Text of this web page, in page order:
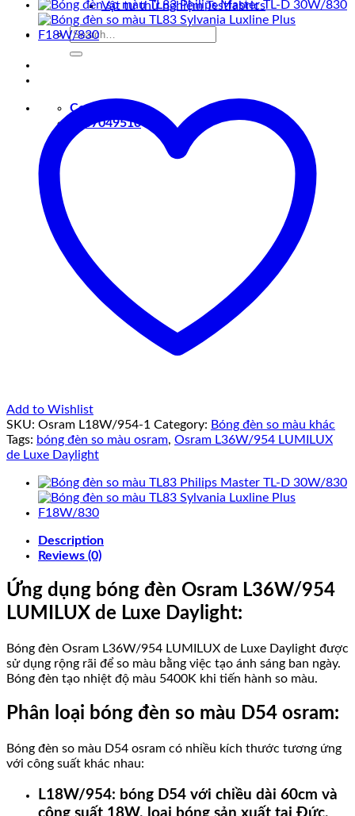
Vật tư thử nghiệm Testfabrics
Search
Contact
0907049510
Add to Wishlist
SKU: Osram L18W/954-1 Category: Bóng đèn so màu khác
Tags: bóng đèn so màu osram, Osram L36W/954 LUMILUX
de Luxe Daylight
Description
Reviews (0)
Ứng dụng bóng đèn Osram L36W/954
LUMILUX de Luxe Daylight:
Bóng đèn Osram L36W/954 LUMILUX de Luxe Daylight được
sử dụng rộng rãi để so màu bằng việc tạo ánh sáng ban ngày.
Bóng đèn tạo nhiệt độ màu 5400K khi tiến hành so màu.
Phân loại bóng đèn so màu D54 osram:
Bóng đèn so màu D54 osram có nhiều kích thước tương ứng
với công suất khác nhau:
L18W/954: bóng D54 với chiều dài 60cm và